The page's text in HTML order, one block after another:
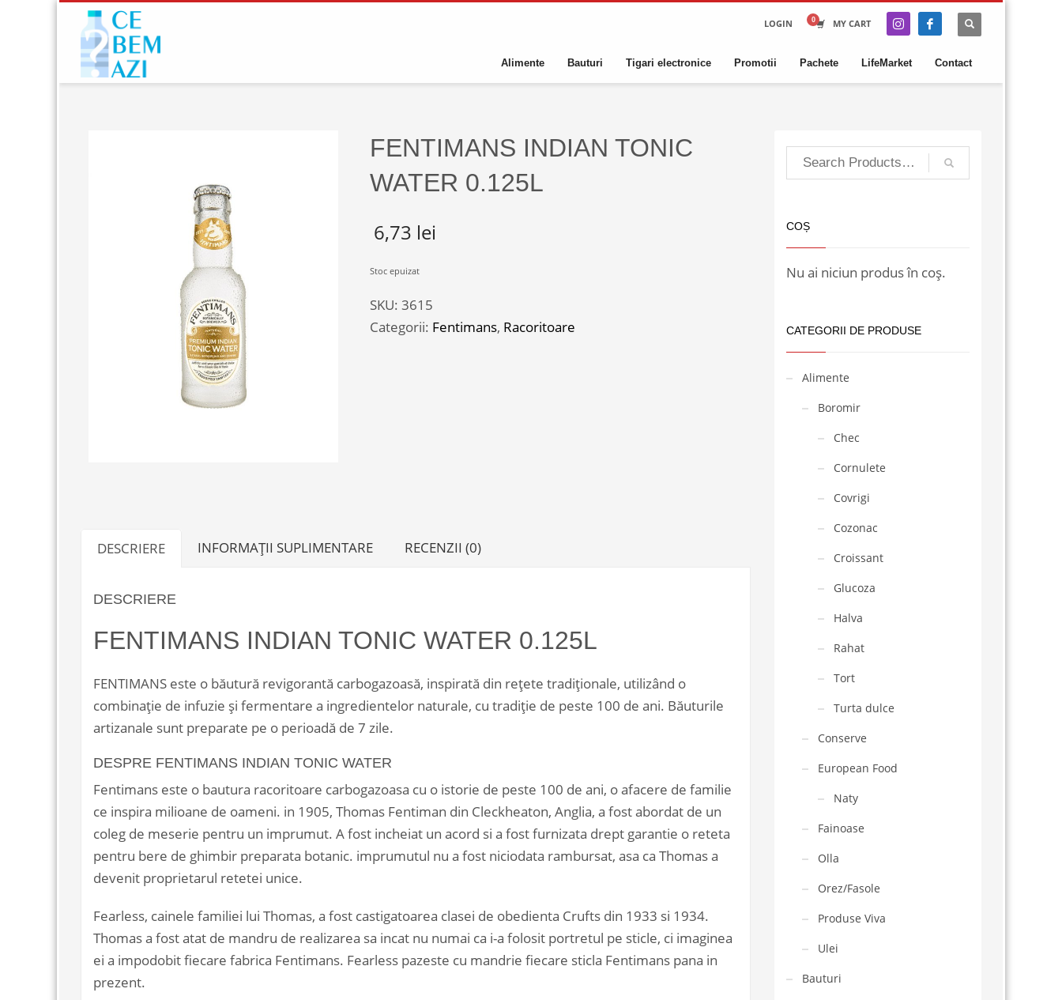
LOGIN MY CART
Alimente Bauturi Tigari electronice Promotii Pachete LifeMarket Contact
FENTIMANS INDIAN TONIC
WATER 0.125L
6,73 lei
Stoc epuizat
SKU: 3615
Categorii: Fentimans, Racoritoare
DESCRIERE INFORMAȚII SUPLIMENTARE RECENZII (0)
DESCRIERE
FENTIMANS INDIAN TONIC WATER 0.125L
FENTIMANS este o băutură revigorantă carbogazoasă, inspirată din rețete tradiționale, utilizând o
combinație de infuzie și fermentare a ingredientelor naturale, cu tradiție de peste 100 de ani. Băuturile
artizanale sunt preparate pe o perioadă de 7 zile.
DESPRE FENTIMANS INDIAN TONIC WATER
Fentimans este o bautura racoritoare carbogazoasa cu o istorie de peste 100 de ani, o afacere de familie
ce inspira milioane de oameni. in 1905, Thomas Fentiman din Cleckheaton, Anglia, a fost abordat de un
coleg de meserie pentru un imprumut. A fost incheiat un acord si a fost furnizata drept garantie o reteta
pentru bere de ghimbir preparata botanic. imprumutul nu a fost niciodata rambursat, asa ca Thomas a
devenit proprietarul retetei unice.
Fearless, cainele familiei lui Thomas, a fost castigatoarea clasei de obedienta Crufts din 1933 si 1934.
Thomas a fost atat de mandru de realizarea sa incat nu numai ca i-a folosit portretul pe sticle, ci imaginea
ei a impodobit fiecare fabrica Fentimans. Fearless pazeste cu mandrie fiecare sticla Fentimans pana in
prezent.
COȘ
Nu ai niciun produs în coș.
CATEGORII DE PRODUSE
Alimente
Boromir
Chec
Cornulete
Covrigi
Cozonac
Croissant
Glucoza
Halva
Rahat
Tort
Turta dulce
Conserve
European Food
Naty
Fainoase
Olla
Orez/Fasole
Produse Viva
Ulei
Bauturi